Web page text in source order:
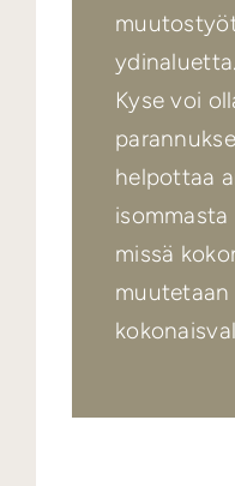
ydinaluetta.
Kyse voi
helpottaa
missä
muutetaan